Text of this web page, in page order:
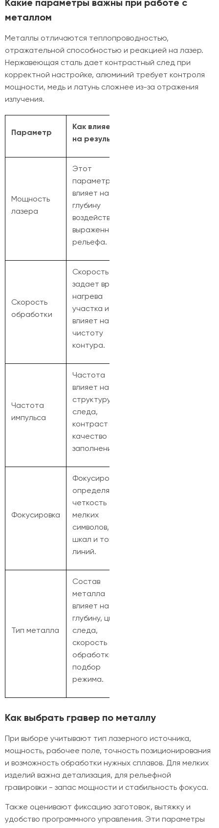
Какие параметры важны при работе с
металлом
Металлы отличаются теплопроводностью,
отражательной способностью и реакцией на лазер.
Нержавеющая сталь дает контрастный след при
корректной настройке, алюминий требует контроля
мощности, медь и латунь сложнее из-за отражения
излучения.
Параметр
Как влияет
на результат
Мощность
лазера
Этот
параметр
влияет на
глубину
воздействия и
выраженность
рельефа.
Скорость
обработки
Скорость
задает время
нагрева
участка и
влияет на
чистоту
контура.
Частота
импульса
Частота
влияет на
структуру
следа,
контраст и
качество
заполнения.
Фокусировка
Фокусировка
определяет
четкость
мелких
символов,
шкал и тонких
линий.
Тип металла
Состав
металла
влияет на
глубину, цвет
следа,
скорость
обработки и
подбор
режима.
Как выбрать гравер по металлу
При выборе учитывают тип лазерного источника,
мощность, рабочее поле, точность позиционирования
и возможность обработки нужных сплавов. Для мелких
изделий важна детализация, для рельефной
гравировки - запас мощности и стабильность фокуса.
Также оценивают фиксацию заготовок, вытяжку и
удобство программного управления. Эти параметры